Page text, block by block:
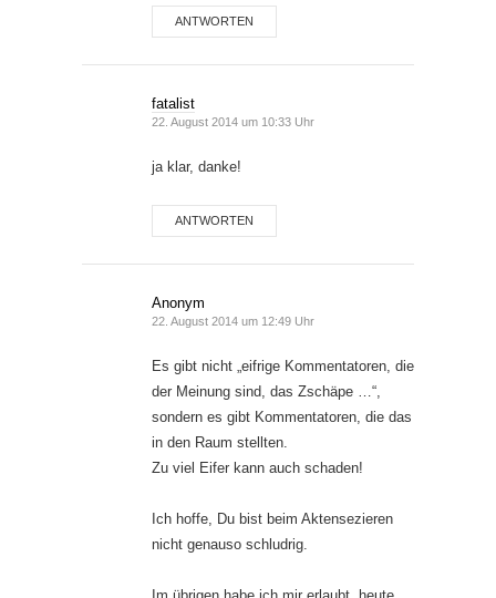
ANTWORTEN
fatalist
22. August 2014 um 10:33 Uhr
ja klar, danke!
ANTWORTEN
Anonym
22. August 2014 um 12:49 Uhr
Es gibt nicht „eifrige Kommentatoren, die
der Meinung sind, das Zschäpe …“,
sondern es gibt Kommentatoren, die das
in den Raum stellten.
Zu viel Eifer kann auch schaden!
Ich hoffe, Du bist beim Aktensezieren
nicht genauso schludrig.